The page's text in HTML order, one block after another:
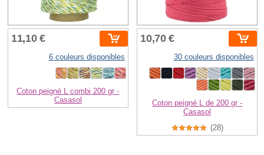
11,10 €
6 couleurs disponibles
Coton peigné L combi 200 gr -
Casasol
10,70 €
30 couleurs disponibles
Coton peigné L de 200 gr -
Casasol
(28)